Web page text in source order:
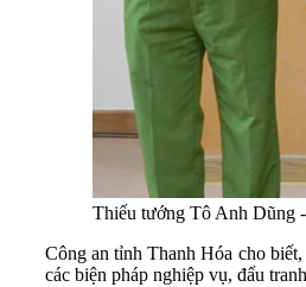
Thiếu tướng Tô Anh Dũng
Công an tỉnh Thanh Hóa cho
các biện pháp nghiệp vụ, đấu